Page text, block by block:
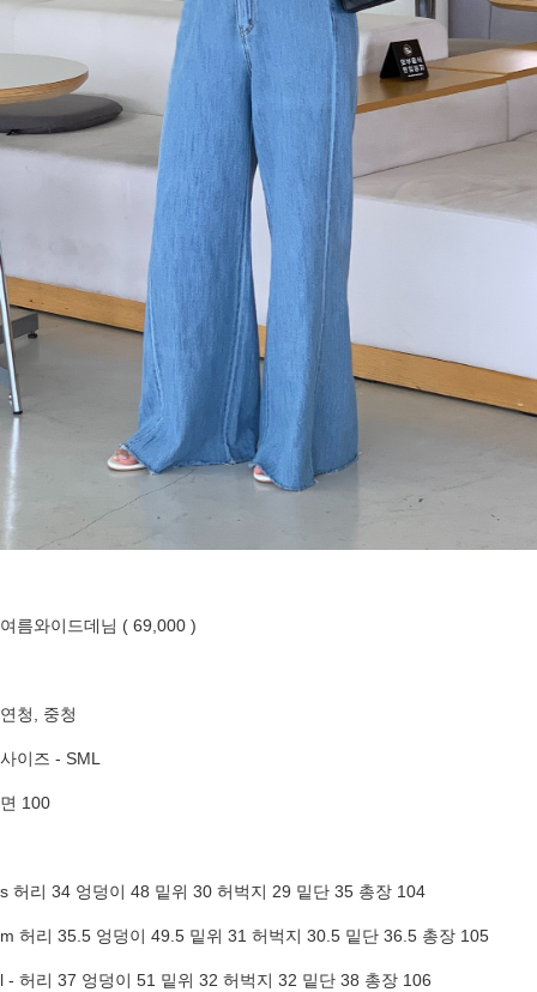
여름와이드데님 ( 69,000 )
연청, 중청
사이즈 - SML
면 100
s 허리 34 엉덩이 48 밑위 30 허벅지 29 밑단 35 총장 104
m 허리 35.5 엉덩이 49.5 밑위 31 허벅지 30.5 밑단 36.5 총장 105
l - 허리 37 엉덩이 51 밑위 32 허벅지 32 밑단 38 총장 106